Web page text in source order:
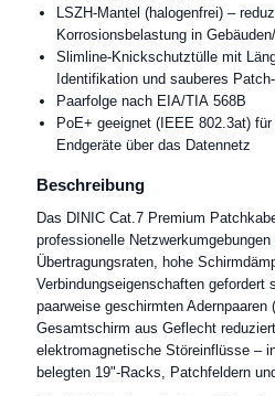
LSZH-Mantel (halogenfrei) –
Korrosionsbelastung in
Slimline-Knickschutztülle mit
Identifikation und sauberes
Paarfolge nach EIA/TIA 568B
PoE+ geeignet (IEEE 802.3at)
Endgeräte über das Datennetz
Beschreibung
Das DINIC Cat.7 Premium
professionelle
Übertragungsraten, hohe
Verbindungseigenschaften gefordert
paarweise geschirmten
Gesamtschirm aus Geflecht
elektromagnetische Störeinflüsse –
belegten 19"-Racks, Patchfeldern